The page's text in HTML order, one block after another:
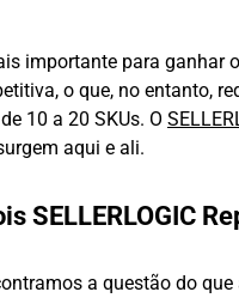
importante para ganhar
o que, no entanto,
10 a 20 SKUs. O
aqui e ali.
SELLERLOGIC
a questão do